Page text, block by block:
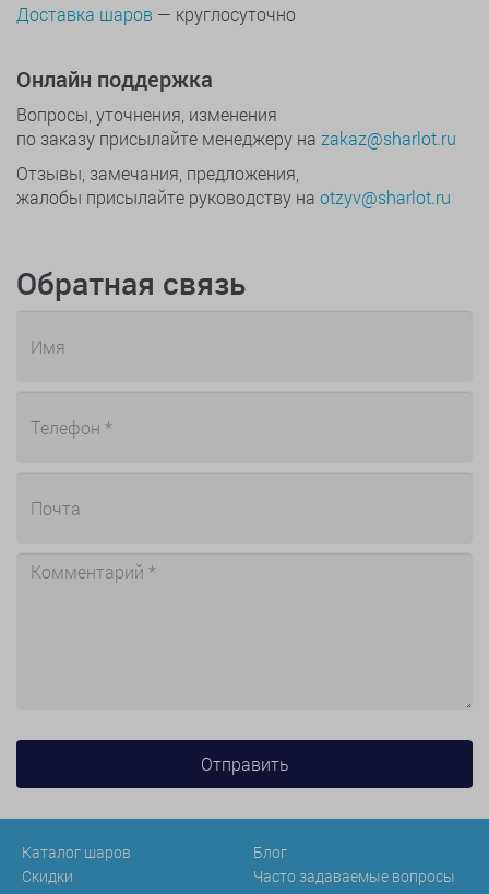
Доставка шаров — круглосуточно
Онлайн поддержка
Вопросы, уточнения, изменения
по заказу присылайте менеджеру на zakaz@sharlot.ru
Отзывы, замечания, предложения,
жалобы присылайте руководству на otzyv@sharlot.ru
Обратная связь
Каталог шаров
Скидки
Блог
Часто задаваемые вопросы